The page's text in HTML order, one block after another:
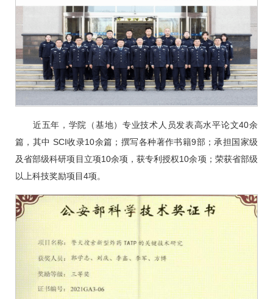
近五年，学院（基地）专业技术人员发表高水平论文40余
篇，其中 SCI收录10余篇；撰写各种著作书籍9部；承担国家级
及省部级科研项目立项10余项，获专利授权10余项；荣获省部级
以上科技奖励项目4项。